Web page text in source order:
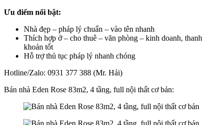
Ưu điểm nổi bật:
Nhà đẹp – pháp lý chuẩn – vào tên nhanh
Thích hợp ở – cho thuê – văn phòng – kinh doanh, thanh
khoản tốt
Hỗ trợ thủ tục pháp lý nhanh chóng
Hotline/Zalo: 0931 377 388 (Mr. Hải)
Bán nhà Eden Rose 83m2, 4 tầng, full nội thất cơ bản: